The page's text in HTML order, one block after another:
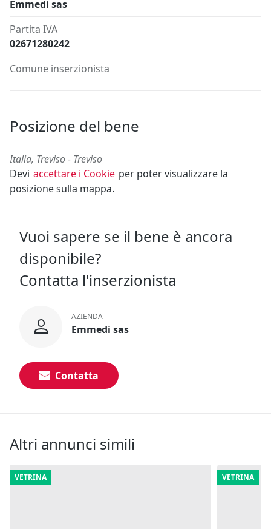
Emmedi sas
Partita IVA
02671280242
Comune inserzionista
Posizione del bene
Italia, Treviso - Treviso
Devi accettare i Cookie per poter visualizzare la
posizione sulla mappa.
Vuoi sapere se il bene è ancora
disponibile?
Contatta l'inserzionista
AZIENDA
Emmedi sas
Contatta
Altri annunci simili
VETRINA VETRINA